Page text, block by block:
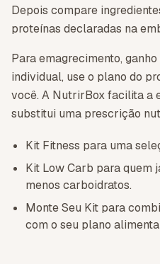
Depois compare
proteínas declaradas na
Para emagrecimento,
individual, use o plano do
você. A NutrirBox facilita a
substitui uma prescrição
Kit Fitness para uma
Kit Low Carb para quem
menos carboidratos.
Monte Seu Kit para
com o seu plano